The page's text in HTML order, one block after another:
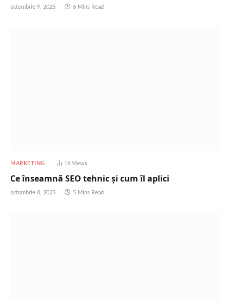
octombrie 9, 2025 6 Mins Read
MARKETING 16 Views
Ce înseamnă SEO tehnic și cum îl aplici
octombrie 8, 2025 5 Mins Read